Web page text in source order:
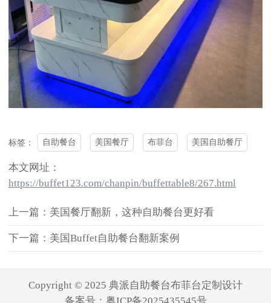
标签： 自助餐台 美国餐厅 布菲台 美国自助餐厅
本文网址：
https://buffet123.com/chanpin/buffettable8/267.html
上一篇：美国餐厅翻新，这种自助餐台更好看
下一篇：美国Buffet自助餐台翻新案例
Copyright © 2025 典派自助餐台布菲台定制设计
备案号： 粤ICP备2025435545号